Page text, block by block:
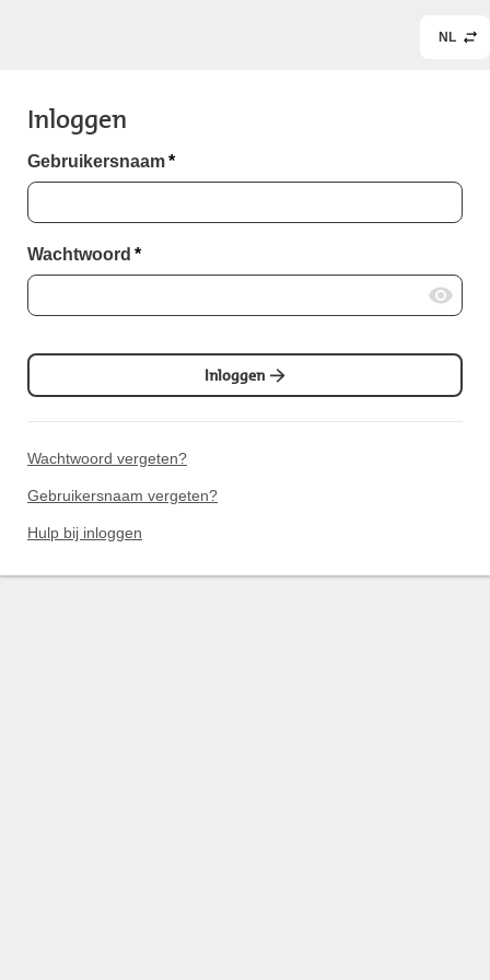
NL
Inloggen
Gebruikersnaam*
Wachtwoord *
Inloggen
Wachtwoord vergeten?
Gebruikersnaam vergeten?
Hulp bij inloggen